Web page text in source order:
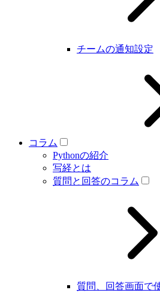
チームの通知設定
コラム
Pythonの紹介
写経とは
質問と回答のコラム
質問、回答画面で